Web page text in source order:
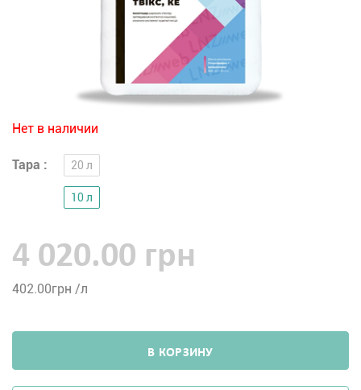
Нет в наличии
Тара : 20 л
10 л
4 020.00 грн
402.00грн /л
В КОРЗИНУ